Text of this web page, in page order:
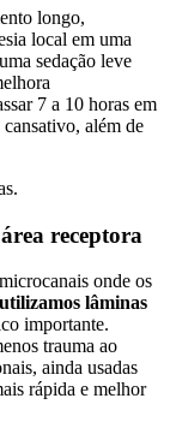
longo,
local em uma
sedação leve
7 a 10 horas em
além de
receptora
onde os
lâminas
importante.
trauma ao
ainda usadas
rápida e melhor